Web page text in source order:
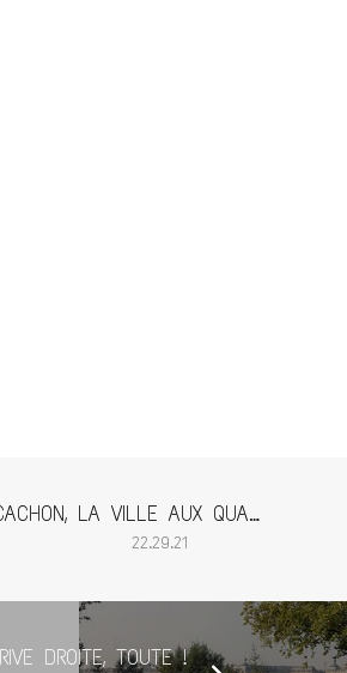
ARCACHON, LA VILLE AUX QUATRE SAISONS
22.29.21
RIVE DROITE, TOUTE !